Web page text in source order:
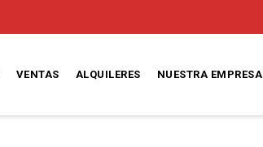
VENTAS ALQUILERES NUESTRA EMPRESA